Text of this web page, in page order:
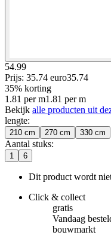
54.99
Prijs: 35.74 euro35.74
35% korting
1.81 per m1.81 per m
Bekijk alle producten uit
lengte:
210 cm 270 cm 330 cm
Aantal stuks:
1 6
Dit product wordt
Click & collect
gratis
Vandaag
bouwmarkt